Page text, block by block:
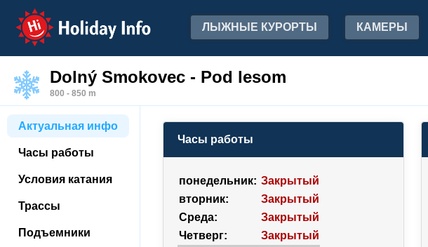
Holiday Info ЛЫЖНЫЕ КУРОРТЫ КАМЕРЫ
Dolný Smokovec - Pod lesom
800 - 850 m
Актуальная инфо
Часы работы
Условия катания
Трассы
Подъемники
Часы работы
понедельник: Закрытый
вторник:
Закрытый
Среда:
Закрытый
Четверг:
Закрытый